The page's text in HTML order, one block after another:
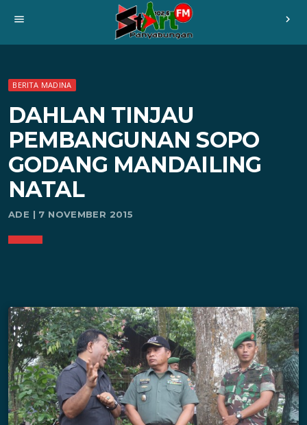
menu chevron_right
BERITA MADINA
DAHLAN TINJAU
PEMBANGUNAN SOPO
GODANG MANDAILING
NATAL
ADE | 7 NOVEMBER 2015